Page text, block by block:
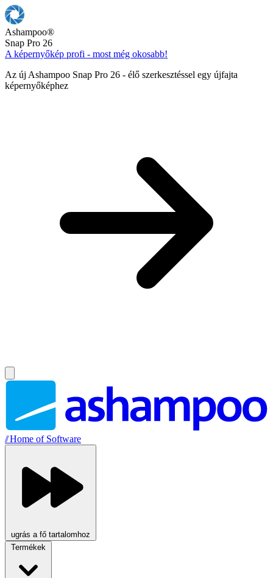
Ashampoo®
Snap Pro 26
A képernyőkép profi - most még okosabb!
Az új Ashampoo Snap Pro 26 - élő szerkesztéssel egy újfajta
képernyőképhez
//Home of Software
ugrás a fő tartalomhoz
Termékek